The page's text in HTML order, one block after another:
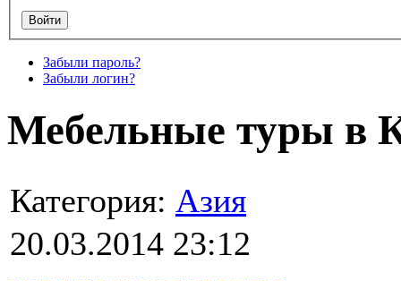
Забыли пароль?
Забыли логин?
Мебельные туры в
Категория: Азия
20.03.2014 23:12